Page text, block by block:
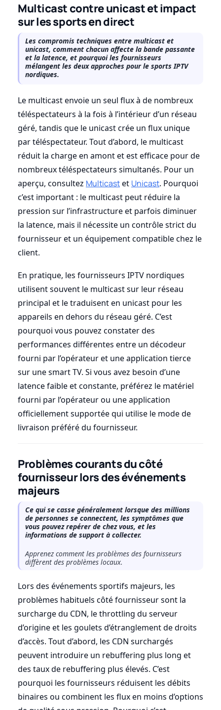
Multicast contre unicast et impact
sur les sports en direct
Les compromis techniques entre multicast et
unicast, comment chacun affecte la bande passante
et la latence, et pourquoi les fournisseurs
mélangent les deux approches pour le sports IPTV
nordiques.
Le multicast envoie un seul flux à de nombreux
téléspectateurs à la fois à l’intérieur d’un réseau
géré, tandis que le unicast crée un flux unique
par téléspectateur. Tout d’abord, le multicast
réduit la charge en amont et est efficace pour de
nombreux téléspectateurs simultanés. Pour un
aperçu, consultez Multicastet Unicast. Pourquoi
c’est important : le multicast peut réduire la
pression sur l’infrastructure et parfois diminuer
la latence, mais il nécessite un contrôle strict du
fournisseur et un équipement compatible chez le
client.
En pratique, les fournisseurs IPTV nordiques
utilisent souvent le multicast sur leur réseau
principal et le traduisent en unicast pour les
appareils en dehors du réseau géré. C’est
pourquoi vous pouvez constater des
performances différentes entre un décodeur
fourni par l’opérateur et une application tierce
sur une smart TV. Si vous avez besoin d’une
latence faible et constante, préférez le matériel
fourni par l’opérateur ou une application
officiellement supportée qui utilise le mode de
livraison préféré du fournisseur.
Problèmes courants du côté
fournisseur lors des événements
majeurs
Ce qui se casse généralement lorsque des millions
de personnes se connectent, les symptômes que
vous pouvez repérer de chez vous, et les
informations de support à collecter.
Apprenez comment les problèmes des fournisseurs
diffèrent des problèmes locaux.
Lors des événements sportifs majeurs, les
problèmes habituels côté fournisseur sont la
surcharge du CDN, le throttling du serveur
d’origine et les goulets d’étranglement de droits
d’accès. Tout d’abord, les CDN surchargés
peuvent introduire un rebuffering plus long et
des taux de rebuffering plus élevés. C’est
pourquoi les fournisseurs réduisent les débits
binaires ou combinent les flux en moins d’options